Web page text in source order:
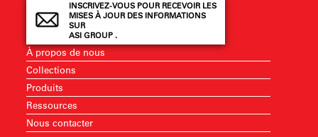
INSCRIVEZ-VOUS POUR RECEVOIR LES
MISES À JOUR DES INFORMATIONS
SUR
ASI GROUP .
À propos de nous
Collections
Produits
Ressources
Nous contacter